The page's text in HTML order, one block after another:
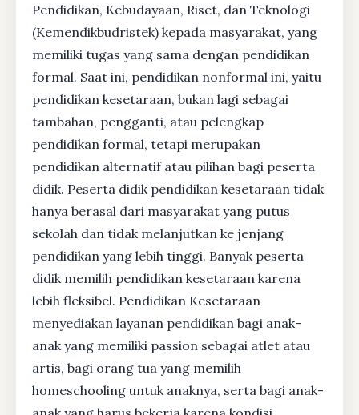
Pendidikan, Kebudayaan, Riset, dan Teknologi
(Kemendikbudristek) kepada masyarakat, yang
memiliki tugas yang sama dengan pendidikan
formal. Saat ini, pendidikan nonformal ini, yaitu
pendidikan kesetaraan, bukan lagi sebagai
tambahan, pengganti, atau pelengkap
pendidikan formal, tetapi merupakan
pendidikan alternatif atau pilihan bagi peserta
didik. Peserta didik pendidikan kesetaraan tidak
hanya berasal dari masyarakat yang putus
sekolah dan tidak melanjutkan ke jenjang
pendidikan yang lebih tinggi. Banyak peserta
didik memilih pendidikan kesetaraan karena
lebih fleksibel. Pendidikan Kesetaraan
menyediakan layanan pendidikan bagi anak-
anak yang memiliki passion sebagai atlet atau
artis, bagi orang tua yang memilih
homeschooling untuk anaknya, serta bagi anak-